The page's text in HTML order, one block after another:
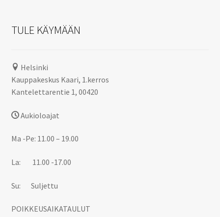
TULE KÄYMÄÄN
Helsinki
Kauppakeskus Kaari, 1.kerros
Kantelettarentie 1, 00420
Aukioloajat
Ma -Pe: 11.00 – 19.00
La: 11.00 -17.00
Su: Suljettu
POIKKEUSAIKATAULUT